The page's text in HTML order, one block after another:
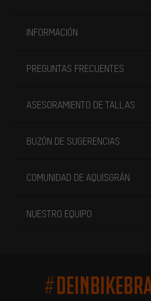
INFORMACIÓN
PREGUNTAS FRECUENTES
ASESORAMIENTO DE TALLAS
BUZÓN DE SUGERENCIAS
COMUNIDAD DE AQUISGRÁN
NUESTRO EQUIPO